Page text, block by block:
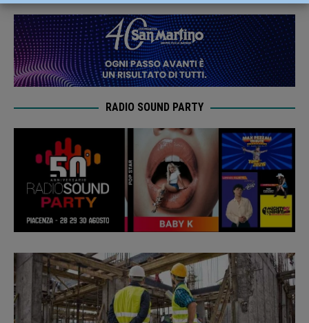
RADIO SOUND PARTY